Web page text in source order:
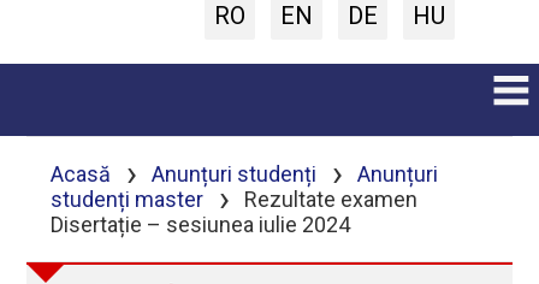
RO EN DE HU
Acasă › Anunțuri studenți ›
Anunțuri
studenți master
›
Rezultate examen
Disertație – sesiunea iulie 2024